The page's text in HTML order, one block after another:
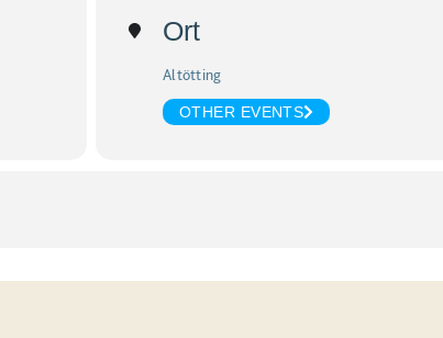
Ort
Altötting
OTHER EVENTS